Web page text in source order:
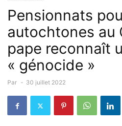
Pensionnats
autochtones au
pape reconnaît
« génocide »
Par - 30 juillet 2022